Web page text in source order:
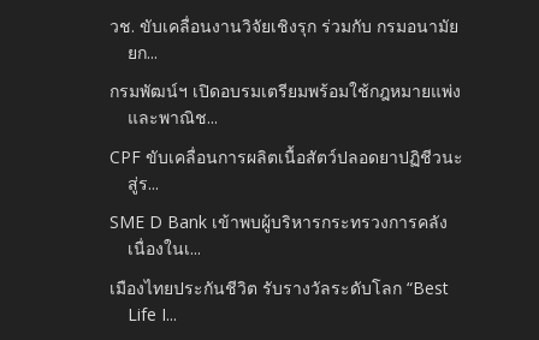
วช. ขับเคลื่อนงานวิจัยเชิงรุก ร่วมกับ กรมอนามัย
ยก...
กรมพัฒน์ฯ เปิดอบรมเตรียมพร้อมใช้กฎหมายแพ่ง
และพาณิช...
CPF ขับเคลื่อนการผลิตเนื้อสัตว์ปลอดยาปฏิชีวนะ
สู่ร...
SME D Bank เข้าพบผู้บริหารกระทรวงการคลัง
เนื่องในเ...
เมืองไทยประกันชีวิต รับรางวัลระดับโลก “Best
Life I...